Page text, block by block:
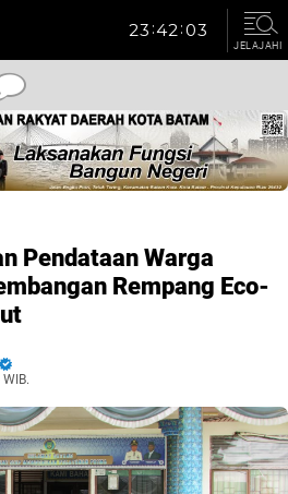
JELAJAHI
Pendataan Warga
Rempang Eco-